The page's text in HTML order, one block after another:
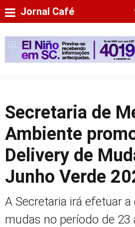
Jornal Café
Secretaria de
Ambiente
Delivery de
Junho Verde
A Secretaria irá efetuar
mudas no período de 23